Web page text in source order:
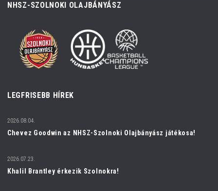
NHSZ-SZOLNOKI OLAJBÁNYÁSZ
LEGFRISEBB HÍREK
Chevez Goodwin az NHSZ-Szolnoki Olajbányász játékosa!
2026.08.04.
Khalil Brantley érkezik Szolnokra!
2026.07.23.